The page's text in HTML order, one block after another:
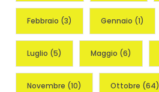
Febbraio (3) Gennaio (1)
Luglio (5) Maggio (6)
Novembre (10) Ottobre (64)